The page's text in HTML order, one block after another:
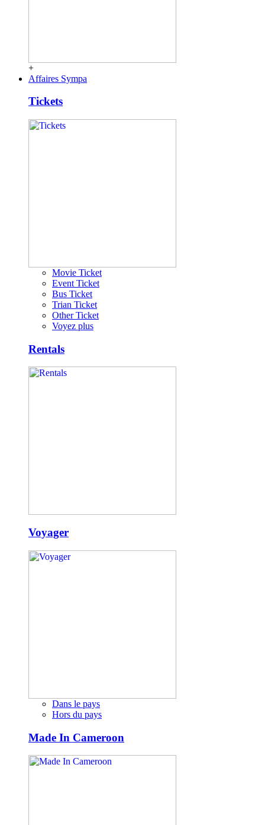
+
Affaires Sympa
Tickets
Movie Ticket
Event Ticket
Bus Ticket
Trian Ticket
Other Ticket
Voyez plus
Rentals
Voyager
Dans le pays
Hors du pays
Made In Cameroon